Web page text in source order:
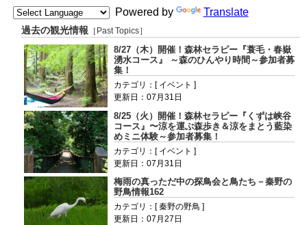
Powered by Translate
過去の観光情報 ［Past Topics］
8/27（木）開催！森林セラピー『蓑毛・春嶽
湧水コース』 ～森のひんやり時間～参加者募
集！
カテゴリ：[ イベント ]
更新日：07月31日
8/25（火）開催！森林セラピー『くずは峡谷
コース』〜涼を運ぶ森歩き＆涼をまとう藍染
めミニ体験～参加者募集！
カテゴリ：[ イベント ]
更新日：07月31日
梅雨の真っただ中の探鳥会と鳥たち－秦野の
野鳥情報162
カテゴリ：[ 秦野の野鳥 ]
更新日：07月27日